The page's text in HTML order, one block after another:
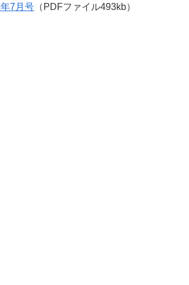
7月号 （PDFファイル493kb）